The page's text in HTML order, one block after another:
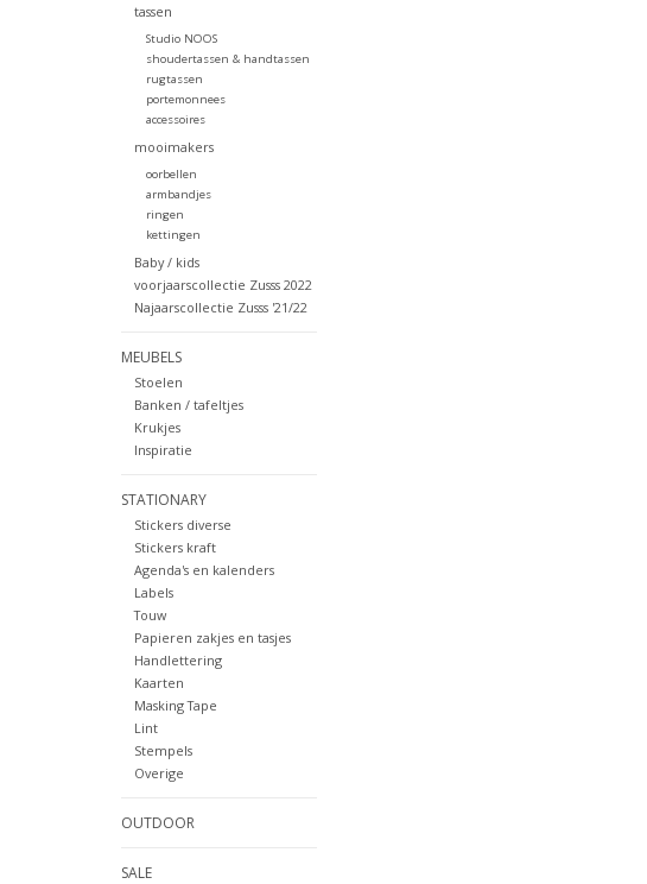
tassen
Studio NOOS
shoudertassen & handtassen
rugtassen
portemonnees
accessoires
mooimakers
oorbellen
armbandjes
ringen
kettingen
Baby / kids
voorjaarscollectie Zusss 2022
Najaarscollectie Zusss '21/22
MEUBELS
Stoelen
Banken / tafeltjes
Krukjes
Inspiratie
STATIONARY
Stickers diverse
Stickers kraft
Agenda's en kalenders
Labels
Touw
Papieren zakjes en tasjes
Handlettering
Kaarten
Masking Tape
Lint
Stempels
Overige
OUTDOOR
SALE